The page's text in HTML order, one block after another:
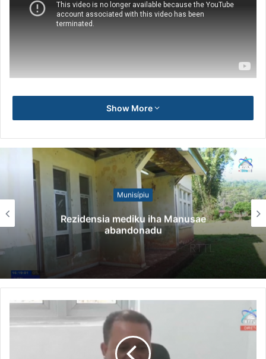
Show More
Munisípiu
Rezidensia mediku iha Manusae
abandonadu